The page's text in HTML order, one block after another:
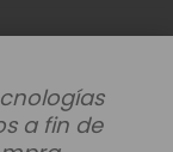
a fin de